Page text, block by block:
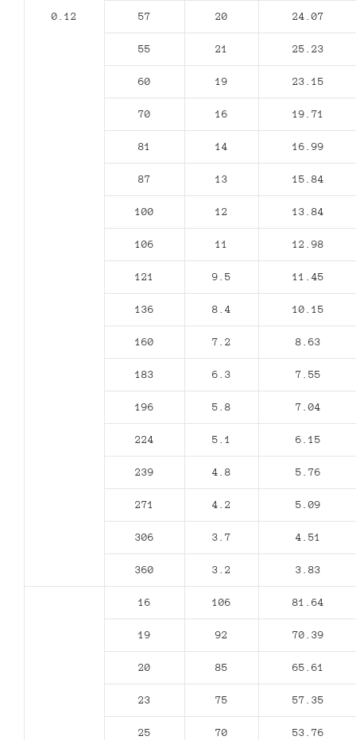
0.12 57 20 24.07
55 21 25.23
60 19 23.15
70 16 19.71
81 14 16.99
87 13 15.84
100 12 13.84
106 11 12.98
121 9.5 11.45
136 8.4 10.15
160 7.2 8.63
183 6.3 7.55
196 5.8 7.04
224 5.1 6.15
239 4.8 5.76
271 4.2 5.09
306 3.7 4.51
360 3.2 3.83
16 106 81.64
19 92 70.39
20 85 65.61
23 75 57.35
25 70 53.76